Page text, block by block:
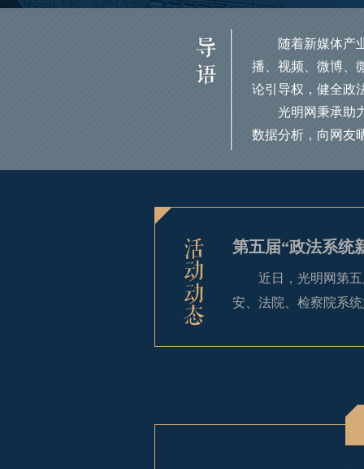
随着新媒体产
播、视频、微博、
论引导权，健全政
光明网秉承助
数据分析，向网友
第五届“政法系统
近日，光明网第
安、法院、检察院系
第五届“政法系统